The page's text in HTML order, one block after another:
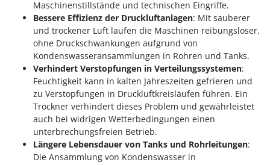
Maschinenstillstände und technischen Eingriffe.
Bessere Effizienz der Druckluftanlagen: Mit sauberer
und trockener Luft laufen die Maschinen reibungsloser,
ohne Druckschwankungen aufgrund von
Kondenswasseransammlungen in Rohren und Tanks.
Verhindert Verstopfungen in Verteilungssystemen:
Feuchtigkeit kann in kalten Jahreszeiten gefrieren und
zu Verstopfungen in Druckluftkreisläufen führen. Ein
Trockner verhindert dieses Problem und gewährleistet
auch bei widrigen Wetterbedingungen einen
unterbrechungsfreien Betrieb.
Längere Lebensdauer von Tanks und Rohrleitungen:
Die Ansammlung von Kondenswasser in